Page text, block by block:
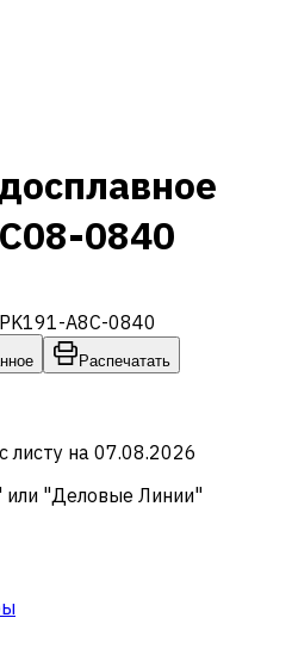
0840
A8C-0840
Распечатать
листу на 07.08.2026
"Деловые Линии"